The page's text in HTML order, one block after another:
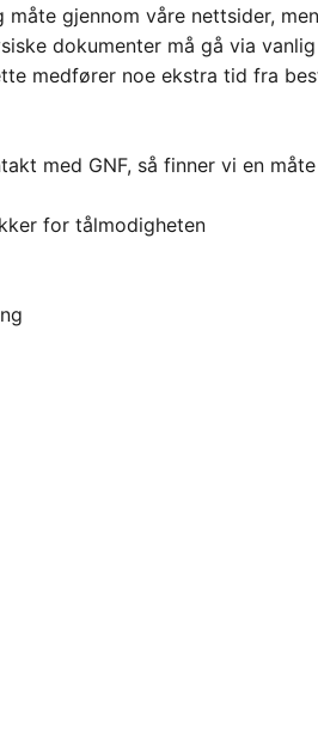
gjennom våre nettsider,
dokumenter må gå via
medfører noe ekstra tid fra
med GNF, så finner vi en
for tålmodigheten